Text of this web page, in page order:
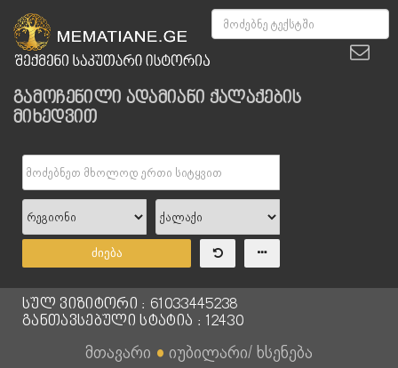
გამოჩენილი ადამიანი ქალაქების
მიხედვით
ძიება
სულ ვიზიტორი : 61033445238
განთავსებული სტატია : 12430
მთავარი ● იუბილარი/ ხსენება